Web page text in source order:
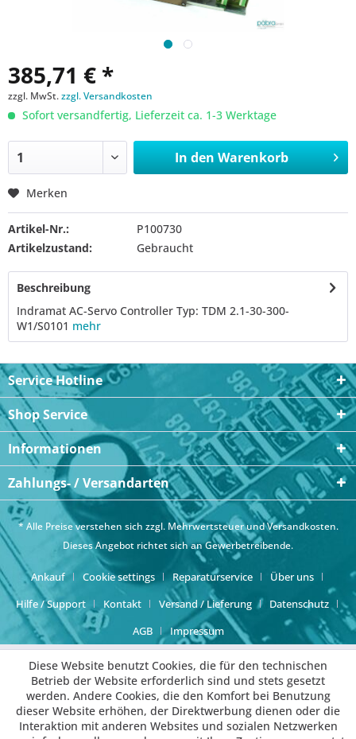
385,71 € *
zzgl. MwSt.zzgl. Versandkosten
Sofort versandfertig, Lieferzeit ca. 1-3 Werktage
In den Warenkorb
Merken
Artikel-Nr.:
P100730
Artikelzustand:
Gebraucht
Beschreibung
Indramat AC-Servo Controller Typ: TDM 2.1-30-300-
W1/S0101 mehr
Service Hotline
Shop Service
Informationen
Zahlungs- / Versandarten
* Alle Preise verstehen sich zzgl. Mehrwertsteuer undVersandkosten.
Dieses Angebot richtet sich an Gewerbetreibende.
Ankauf Cookie settings Reparaturservice
Über uns
Hilfe / Support
Kontakt Versand / Lieferung
Datenschutz
AGB
Impressum
Diese Website benutzt Cookies, die für den technischen
Betrieb der Website erforderlich sind und stets gesetzt
werden. Andere Cookies, die den Komfort bei Benutzung
dieser Website erhöhen, der Direktwerbung dienen oder die
Interaktion mit anderen Websites und sozialen Netzwerken